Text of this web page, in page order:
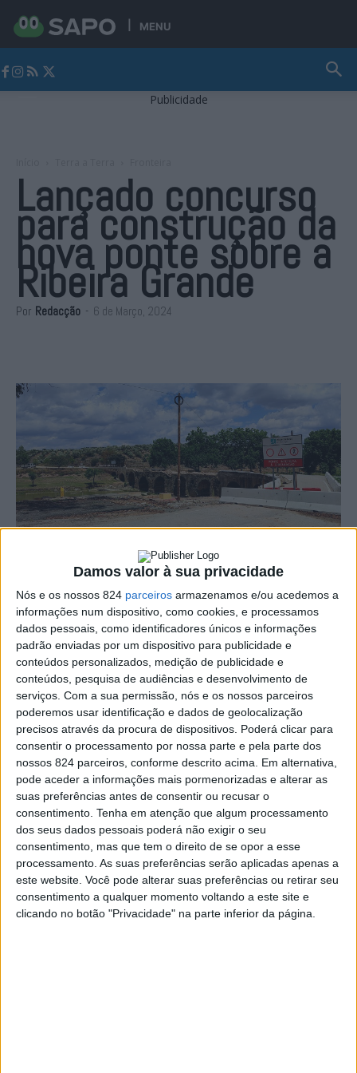
Damos valor à sua privacidade
Nós e os nossos 824 parceiros armazenamos e/ou acedemos a
informações num dispositivo, como cookies, e processamos
dados pessoais, como identificadores únicos e informações
padrão enviadas por um dispositivo para publicidade e
conteúdos personalizados, medição de publicidade e
conteúdos, pesquisa de audiências e desenvolvimento de
serviços. Com a sua permissão, nós e os nossos parceiros
poderemos usar identificação e dados de geolocalização
precisos através da procura de dispositivos. Poderá clicar para
consentir o processamento por nossa parte e pela parte dos
nossos 824 parceiros, conforme descrito acima. Em alternativa,
pode aceder a informações mais pormenorizadas e alterar as
suas preferências antes de consentir ou recusar o
consentimento. Tenha em atenção que algum processamento
dos seus dados pessoais poderá não exigir o seu
consentimento, mas que tem o direito de se opor a esse
processamento. As suas preferências serão aplicadas apenas a
este website. Você pode alterar suas preferências ou retirar seu
consentimento a qualquer momento voltando a este site e
clicando no botão "Privacidade" na parte inferior da página.
MENU
Publicidade
Lançado concurso
para construção da
nova ponte sobre a
Ribeira Grande
Por Redacção - 6 de Março, 2024
Foi lançado na última segunda-feira, dia 4, o concurso
público para a conceição e construção da nova ponte
sobre a Ribeira Grande, em Fronteira.
Em comunicado, citado pela agência Lusa, a
Infraestruturas de Portugal (IP) explica que a nova
ponte na Estrada Nacional 245 (EN245) vai contar com
um investimento de seis milhões de euros, tendo «como
objecto o desenvolvimento do projecto de execução e a
construção de uma nova travessia e respectivos
acessos rodoviários». Parte inferior do formulário
A IP indica ainda que, «de modo a garantir maior rapidez»
na concretização da obra e respectiva abertura ao